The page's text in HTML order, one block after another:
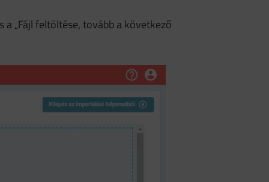
„Fájl feltöltése, tovább a következő